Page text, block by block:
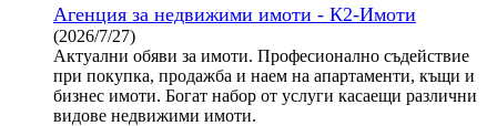
Агенция за недвижими имоти - К2-Имоти
(2026/7/27)
Актуални обяви за имоти. Професионално съдействие
при покупка, продажба и наем на апартаменти, къщи и
бизнес имоти. Богат набор от услуги касаещи различни
видове недвижими имоти.